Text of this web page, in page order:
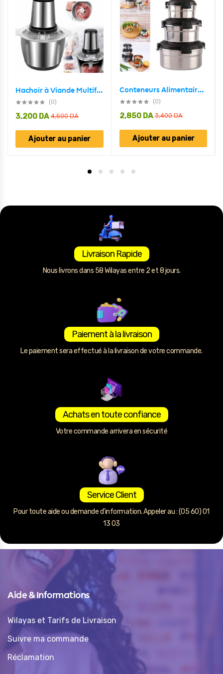
Hachoir à Viande Multifonction en Acier Inoxydable 300W/2L – مفرمة لحم متعددة الوظائف من الفولاذ المقاوم للصدأ
(0)
4,500DA
3,200 DA
Ajouter au panier
Conteneurs Alimentaires Empilables en Acier Inoxydable Écologiques 3pcs – حاويات طعام من الستانلس ستيل قابلة للتكديس
(0)
3,400DA
2,850 DA
Ajouter au panier
Livraison Rapide
Nous livrons dans 58 Wilayas entre 2 et 8 jours.
Paiement à la livraison
Le paiement sera effectué à la livraison de votre commande.
Achats en toute confiance
Votre commande arrivera en sécurité
Service Client
Pour toute aide ou demande d’information. Appeler au : (05 60) 01
13 03
Aide & Informations
Wilayas et Tarifs de Livraison
Suivre ma commande
Réclamation